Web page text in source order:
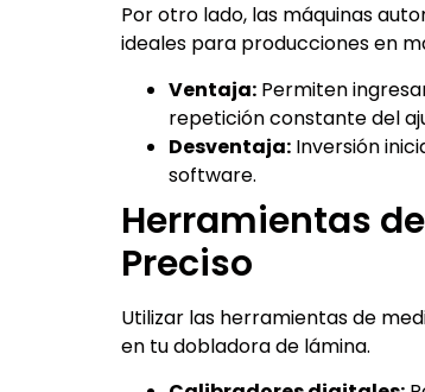
Por otro lado, las máquinas
ideales para producciones en
Ventaja: Permiten
repetición constante del
Desventaja: Inversión
software.
Herramientas
Preciso
Utilizar las herramientas de
en tu dobladora de lámina.